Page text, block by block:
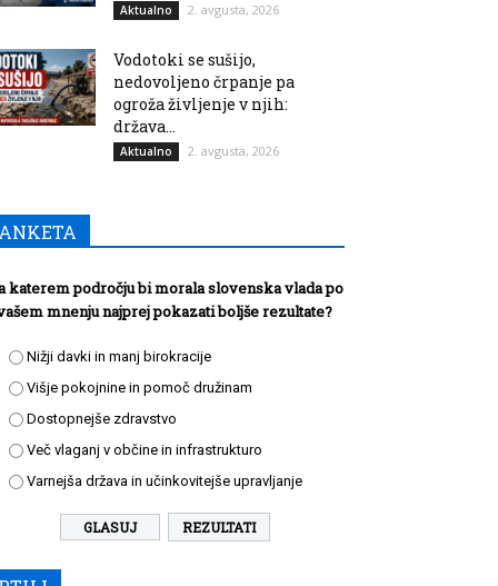
Aktualno 2. avgusta, 2026
Vodotoki se sušijo,
nedovoljeno črpanje pa
ogroža življenje v njih:
država...
Aktualno 2. avgusta, 2026
katerem področju bi morala slovenska vlada po
mnenju najprej pokazati boljše rezultate?
Nižji davki in manj birokracije
Višje pokojnine in pomoč družinam
Dostopnejše zdravstvo
Več vlaganj v občine in infrastrukturo
Varnejša država in učinkovitejše upravljanje
REZULTATI